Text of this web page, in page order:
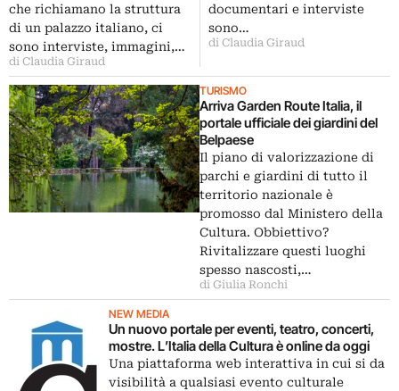
che richiamano la struttura
di un palazzo italiano, ci
sono interviste, immagini,…
di Claudia Giraud
documentari e interviste
sono…
di Claudia Giraud
TURISMO
Arriva Garden Route Italia, il
portale ufficiale dei giardini del
Belpaese
Il piano di valorizzazione di
parchi e giardini di tutto il
territorio nazionale è
promosso dal Ministero della
Cultura. Obbiettivo?
Rivitalizzare questi luoghi
spesso nascosti,…
di Giulia Ronchi
NEW MEDIA
Un nuovo portale per eventi, teatro, concerti,
mostre. L’Italia della Cultura è online da oggi
Una piattaforma web interattiva in cui si da
visibilità a qualsiasi evento culturale